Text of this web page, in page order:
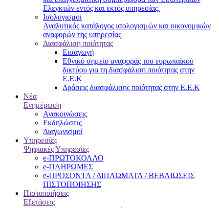
Ελεγκτών εντός και εκτός υπηρεσίας.
Ισολογισμοί
Αναλυτικός κατάλογος ισολογισμών και οικονομικών
αναφορών της υπηρεσίας
Διασφάλιση ποιότητας
Εισαγωγή
Εθνικό σημείο αναφοράς του ευρωπαϊκού
δικτύου για τη διασφάλιση ποιότητας στην
Ε.Ε.Κ
Δράσεις διασφάλισης ποιότητας στην Ε.Ε.Κ
Νέα
Ενημέρωση
Ανακοινώσεις
Εκδηλώσεις
Διαγωνισμοί
Υπηρεσίες
Ψηφιακές Υπηρεσίες
e-ΠΡΩΤΟΚΟΛΛΟ
e-ΠΛΗΡΩΜΕΣ
e-ΠΡΟΣΟΝΤΑ / ΔΙΠΛΩΜΑΤΑ / ΒΕΒΑΙΩΣΕΙΣ
ΠΙΣΤΟΠΟΙΗΣΗΣ
Πιστοποιήσεις
Εξετάσεις